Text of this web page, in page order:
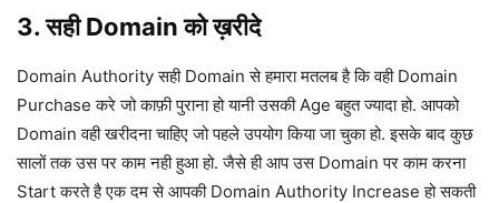
3. सही Domain को ख़रीदे
Domain Authority सही Domain से हमारा मतलब है कि वही Domain
Purchase करे जो काफ़ी पुराना हो यानी उसकी Age बहुत ज्यादा हो. आपको
Domain वही खरीदना चाहिए जो पहले उपयोग किया जा चुका हो. इसके बाद कुछ
सालों तक उस पर काम नही हुआ हो. जैसे ही आप उस Domain पर काम करना
Start करते है एक दम से आपकी Domain Authority Increase हो सकती